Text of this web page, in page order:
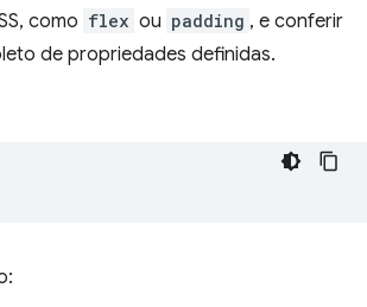
como flex ou padding , e conferir
de propriedades definidas.